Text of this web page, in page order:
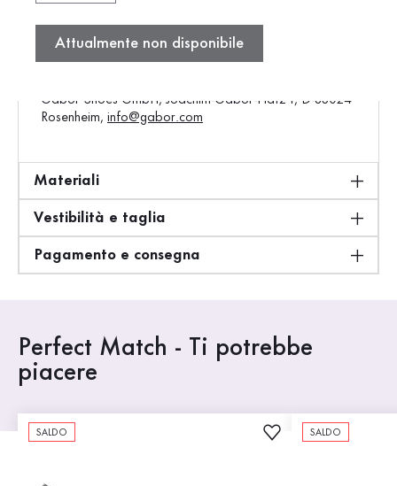
Attualmente non disponibile
Produzione:Europa
Gabor Shoes GmbH, Joachim-Gabor-Platz 1, D-83024
Rosenheim, info@gabor.com
Materiali
Vestibilità e taglia
Pagamento e consegna
Perfect Match - Ti potrebbe
piacere
SALDO SALDO